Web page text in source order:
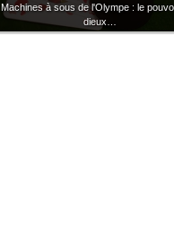
Machines à sous de l'Olympe : le
dieux…